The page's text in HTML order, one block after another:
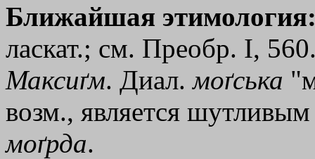
Ближайшая
ласкат.; см. Преобр. I,
Максиґм. Диал.моґська
возм., является
моґрда.